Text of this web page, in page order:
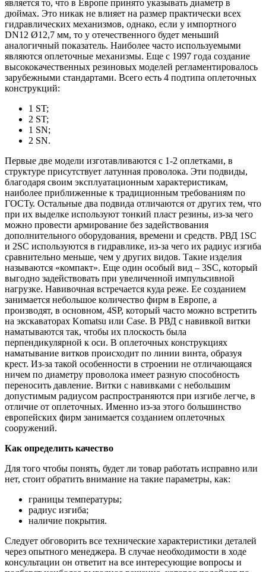
является то, что в Европе принято указывать диаметр в
дюймах. Это никак не влияет на размер практически всех
гидравлических механизмов, однако, если у импортного
DN12 Ø12,7 мм, то у отечественного будет меньший
аналогичный показатель. Наиболее часто используемыми
являются оплеточные механизмы. Еще с 1997 года создание
высококачественных резиновых моделей регламентировалось
зарубежными стандартами. Всего есть 4 подтипа оплеточных
конструкций:
1 ST;
2 ST;
1 SN;
2 SN.
Первые две модели изготавливаются с 1-2 оплетками, в
структуре присутствует латунная проволока. Эти подвиды,
благодаря своим эксплуатационным характеристикам,
наиболее приближенные к традиционным требованиям по
ГОСТу. Остальные два подвида отличаются от других тем, что
при их выделке используют тонкий пласт резины, из-за чего
можно провести армирование без задействования
дополнительного оборудования, времени и средств. РВД 1SC
и 2SC используются в гидравлике, из-за чего их радиус изгиба
сравнительно меньше, чем у других видов. Такие изделия
называются «компакт». Еще один особый вид – 3SC, который
выгодно задействовать при увеличенной импульсивной
нагрузке. Навивочная встречается куда реже. Ее созданием
занимается небольшое количество фирм в Европе, а
производят, в основном, 4SP, который часто можно встретить
на экскаваторах Komatsu или Case. В РВД с навивкой витки
наматываются так, чтобы их плоскость была
перпендикулярной к оси. В оплеточных конструкциях
наматывание витков происходит по линии винта, образуя
крест. Из-за такой особенности в строении не отличающаяся
ничем по диаметру проволока имеет разную способность
переносить давление. Витки с навивками с небольшим
допустимым радиусом распространяются при изгибе легче, в
отличие от оплеточных. Именно из-за этого большинство
европейских фирм занимается созданием оплеточных
сооружений.
Как определить качество
Для того чтобы понять, будет ли товар работать исправно или
нет, стоит обратить внимание на такие параметры, как:
границы температуры;
радиус изгиба;
наличие покрытия.
Следует обговорить все технические характеристики деталей
через опытного менеджера. В случае необходимости в ходе
консультации он ответит на все интересующие вопросы и